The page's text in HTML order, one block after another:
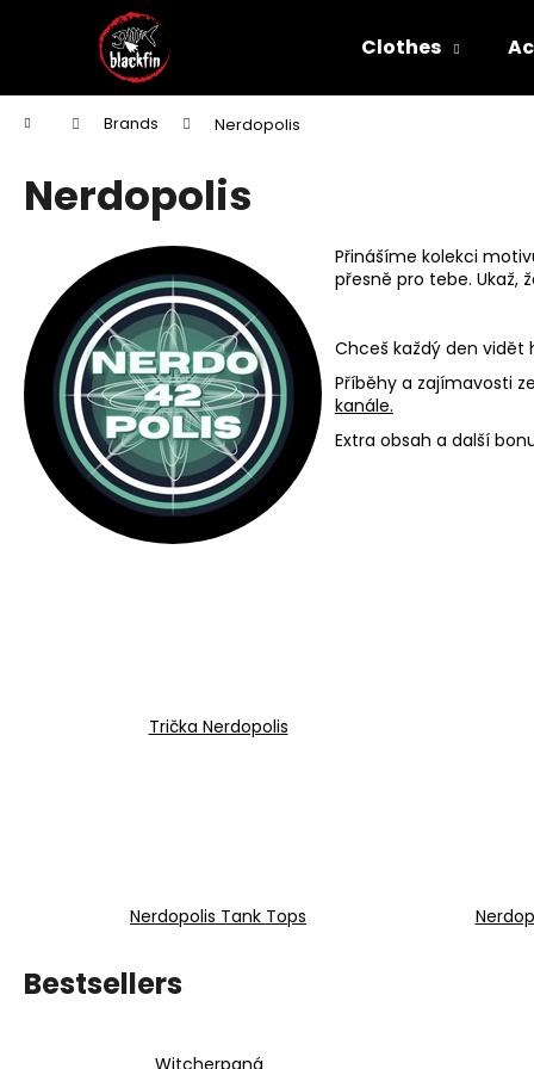
Clothes
Home Brands Nerdopolis
Nerdopolis
Přinášíme kolekci
přesně pro tebe. Ukaž,
Chceš každý den vidět
Příběhy a zajímavosti
kanále.
Extra obsah a další
Trička Nerdopolis
Nerdopolis Tank Tops
Bestsellers
Witcherpaná
t
Back
shopping
Back
shopping
WITCHERPANÁ
€20,20